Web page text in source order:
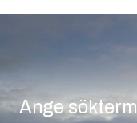
Ange